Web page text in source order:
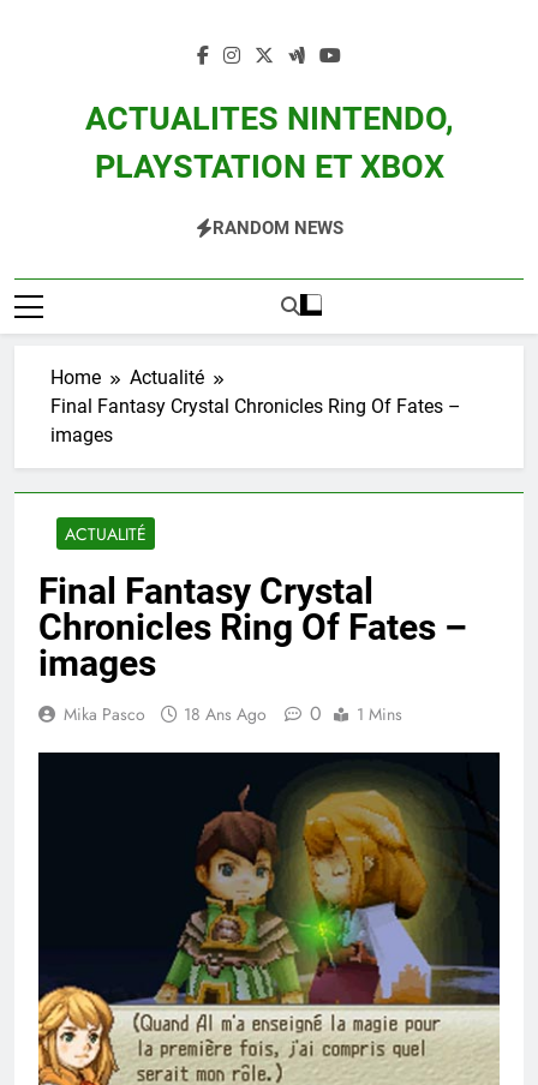
ACTUALITES NINTENDO,
PLAYSTATION ET XBOX
Zelda, Splatoon, Pokemon Entre Autres
RANDOM NEWS
Home
Actualité
Final Fantasy Crystal Chronicles Ring Of Fates –
images
ACTUALITÉ
Final Fantasy Crystal
Chronicles Ring Of Fates –
images
Mika Pasco 18 Ans Ago 0 1 Mins